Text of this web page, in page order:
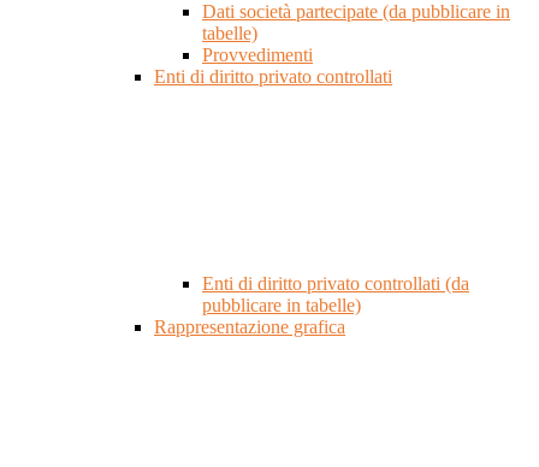
Dati società partecipate (da pubblicare in
tabelle)
Provvedimenti
Enti di diritto privato controllati
Enti di diritto privato controllati (da
pubblicare in tabelle)
Rappresentazione grafica